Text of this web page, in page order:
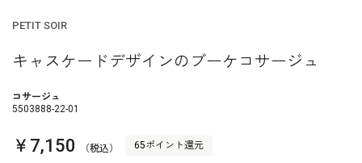
PETIT SOIR
キャスケードデザインのブーケコサージュ
コサージュ
5503888-22-01
￥7,150 （税込） 65ポイント還元